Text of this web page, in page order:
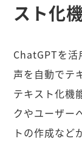
スト化
ChatGPTを活
声を自動でテ
テキスト化機
クやユーザー
トの作成など